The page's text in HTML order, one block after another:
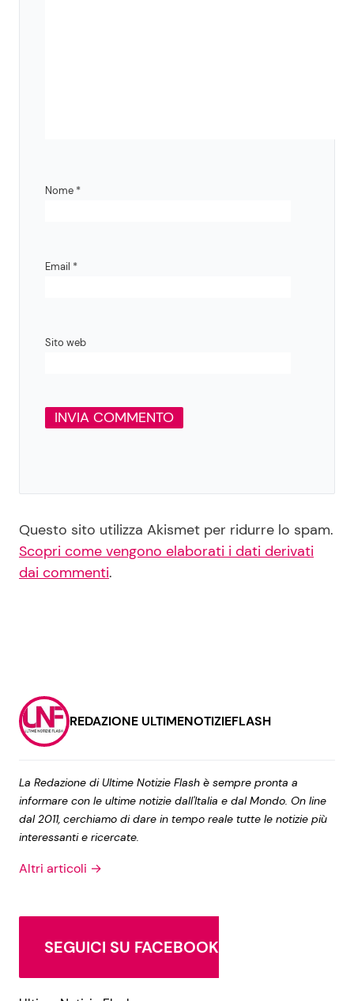
Nome *
Email *
Sito web
Questo sito utilizza Akismet per ridurre lo spam.
Scopri come vengono elaborati i dati derivati
dai commenti.
REDAZIONE ULTIMENOTIZIEFLASH
La Redazione di Ultime Notizie Flash è sempre pronta a
informare con le ultime notizie dall'Italia e dal Mondo. On line
dal 2011, cerchiamo di dare in tempo reale tutte le notizie più
interessanti e ricercate.
Altri articoli →
SEGUICI SU FACEBOOK